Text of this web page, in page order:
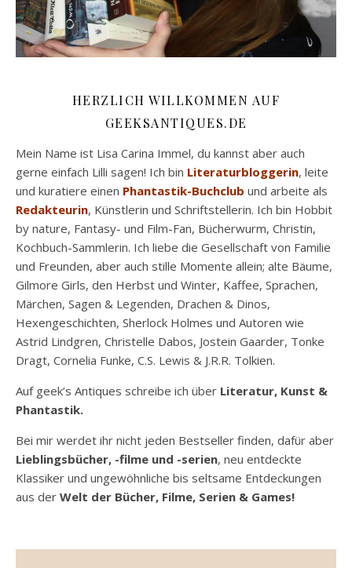
HERZLICH WILLKOMMEN AUF
GEEKSANTIQUES.DE
Mein Name ist Lisa Carina Immel, du kannst aber auch
gerne einfach Lilli sagen! Ich bin Literaturbloggerin, leite
und kuratiere einen Phantastik-Buchclub und arbeite als
Redakteurin, Künstlerin und Schriftstellerin. Ich bin Hobbit
by nature, Fantasy- und Film-Fan, Bücherwurm, Christin,
Kochbuch-Sammlerin. Ich liebe die Gesellschaft von Familie
und Freunden, aber auch stille Momente allein; alte Bäume,
Gilmore Girls, den Herbst und Winter, Kaffee, Sprachen,
Märchen, Sagen & Legenden, Drachen & Dinos,
Hexengeschichten, Sherlock Holmes und Autoren wie
Astrid Lindgren, Christelle Dabos, Jostein Gaarder, Tonke
Dragt, Cornelia Funke, C.S. Lewis & J.R.R. Tolkien.
Auf geek’s Antiques schreibe ich über Literatur, Kunst &
Phantastik.
Bei mir werdet ihr nicht jeden Bestseller finden, dafür aber
Lieblingsbücher, -filme und -serien, neu entdeckte
Klassiker und ungewöhnliche bis seltsame Entdeckungen
aus der Welt der Bücher, Filme, Serien & Games!